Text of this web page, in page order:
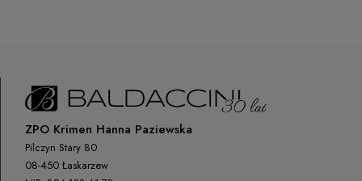
ZPO Krimen Hanna Paziewska
Pilczyn Stary 80
08-450 Łaskarzew